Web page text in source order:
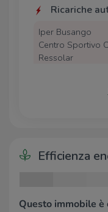
Ricariche
Iper Busango
Centro Sportivo
Ressolar
Carlo Alberto
Domenico Russo
Mezzago
Efficienza
Questo immobile è